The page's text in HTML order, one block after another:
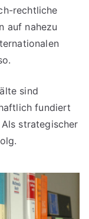
rechtliche
auf nahezu
sind
fundiert
strategischer